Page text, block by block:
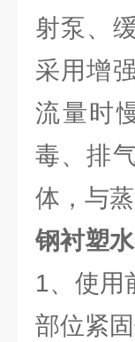
射泵、
采用增
流量时
毒、排
体，与
钢衬塑
1、使用
部位紧